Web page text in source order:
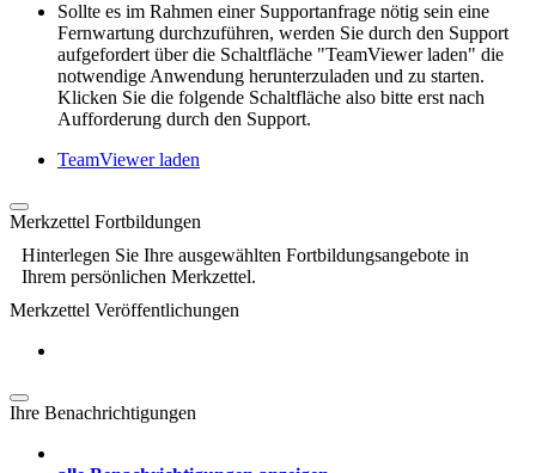
Sollte es im Rahmen einer Supportanfrage nötig sein eine
Fernwartung durchzuführen, werden Sie durch den Support
aufgefordert über die Schaltfläche "TeamViewer laden" die
notwendige Anwendung herunterzuladen und zu starten.
Klicken Sie die folgende Schaltfläche also bitte erst nach
Aufforderung durch den Support.
TeamViewer laden
Merkzettel Fortbildungen
Hinterlegen Sie Ihre ausgewählten Fortbildungsangebote in
Ihrem persönlichen Merkzettel.
Merkzettel Veröffentlichungen
Ihre Benachrichtigungen